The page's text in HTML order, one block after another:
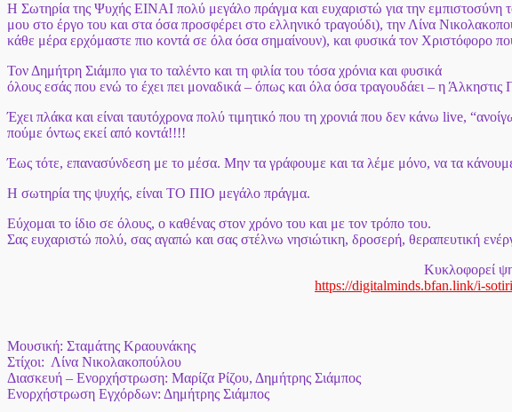
Η Σωτηρία της Ψυχής ΕΙΝΑΙ πολύ μεγάλο πράγμα και ευχαριστώ για την εμπιστοσύνη
μου στο έργο του και στα όσα προσφέρει στο ελληνικό τραγούδι), την Λίνα
κάθε μέρα ερχόμαστε πιο κοντά σε όλα όσα σημαίνουν), και φυσικά τον Χριστόφορο
Τον Δημήτρη Σιάμπο για το ταλέντο και τη φιλία του τόσα χρόνια και φυσικά
όλους εσάς που ενώ το έχει πει μοναδικά – όπως και όλα όσα τραγουδάει – η
Έχει πλάκα και είναι ταυτόχρονα πολύ τιμητικό που τη χρονιά που δεν κάνω live,
πούμε όντως εκεί από κοντά!!!!
Έως τότε, επανασύνδεση με το μέσα. Μην τα γράφουμε και τα λέμε μόνο, να τα
Η σωτηρία της ψυχής, είναι ΤΟ ΠΙΟ μεγάλο πράγμα.
Εύχομαι το ίδιο σε όλους, ο καθένας στον χρόνο του και με τον τρόπο του.
Σας ευχαριστώ πολύ, σας αγαπώ και σας στέλνω νησιώτικη, δροσερή, θεραπευτική
Κυκλοφορεί
https://digitalminds.bfan.link/i-
Μουσική: Σταμάτης Κραουνάκης
Στίχοι: Λίνα Νικολακοπούλου
Διασκευή – Ενορχήστρωση: Μαρίζα Ρίζου, Δημήτρης Σιάμπος
Ενορχήστρωση Εγχόρδων: Δημήτρης Σιάμπος